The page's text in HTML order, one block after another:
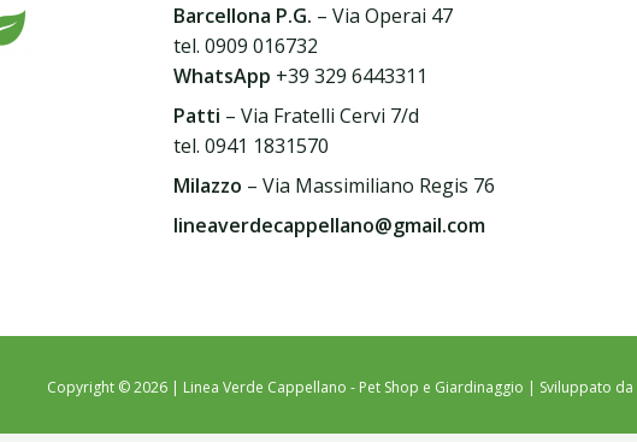
Barcellona P.G. – Via Operai 47
tel. 0909 016732
WhatsApp +39 329 6443311
Patti – Via Fratelli Cervi 7/d
tel. 0941 1831570
Milazzo – Via Massimiliano Regis 76
lineaverdecappellano@gmail.com
Copyright © 2026 | Linea Verde Cappellano - Pet Shop e Giardinaggio | Sviluppato da